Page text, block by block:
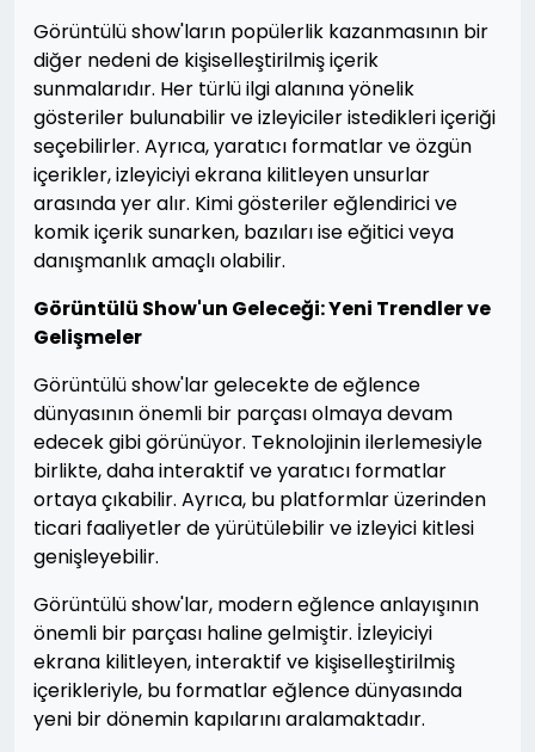
Görüntülü show'ların popülerlik kazanmasının bir
diğer nedeni de kişiselleştirilmiş içerik
sunmalarıdır. Her türlü ilgi alanına yönelik
gösteriler bulunabilir ve izleyiciler istedikleri içeriği
seçebilirler. Ayrıca, yaratıcı formatlar ve özgün
içerikler, izleyiciyi ekrana kilitleyen unsurlar
arasında yer alır. Kimi gösteriler eğlendirici ve
komik içerik sunarken, bazıları ise eğitici veya
danışmanlık amaçlı olabilir.
Görüntülü Show'un Geleceği: Yeni Trendler ve
Gelişmeler
Görüntülü show'lar gelecekte de eğlence
dünyasının önemli bir parçası olmaya devam
edecek gibi görünüyor. Teknolojinin ilerlemesiyle
birlikte, daha interaktif ve yaratıcı formatlar
ortaya çıkabilir. Ayrıca, bu platformlar üzerinden
ticari faaliyetler de yürütülebilir ve izleyici kitlesi
genişleyebilir.
Görüntülü show'lar, modern eğlence anlayışının
önemli bir parçası haline gelmiştir. İzleyiciyi
ekrana kilitleyen, interaktif ve kişiselleştirilmiş
içerikleriyle, bu formatlar eğlence dünyasında
yeni bir dönemin kapılarını aralamaktadır.